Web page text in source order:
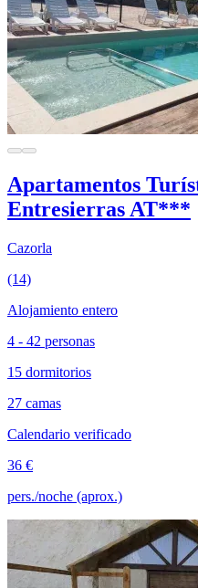
Apartamentos
Entresierras AT***
Cazorla
(14)
Alojamiento entero
4 - 42 personas
15 dormitorios
27 camas
Calendario verificado
36 €
pers./noche (aprox.)